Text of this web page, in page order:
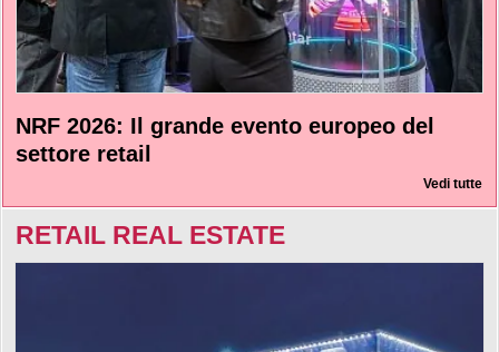
NRF 2026: Il grande evento europeo del
settore retail
Vedi tutte
RETAIL REAL ESTATE